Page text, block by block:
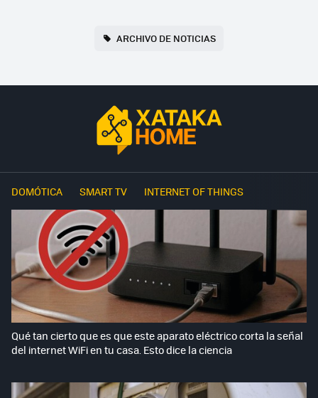
ARCHIVO DE NOTICIAS
DOMÓTICA SMART TV INTERNET OF THINGS
Qué tan cierto que es que este aparato eléctrico corta la señal
del internet WiFi en tu casa. Esto dice la ciencia